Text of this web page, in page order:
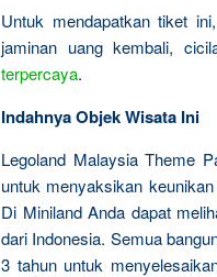
Untuk mendapatkan tiket
jaminan uang kembali,
terpercaya.
Indahnya Objek Wisata Ini
Legoland Malaysia Theme
untuk menyaksikan
Di Miniland Anda dapat
dari Indonesia. Semua
3 tahun untuk